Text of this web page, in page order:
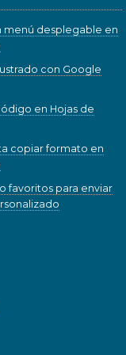
menú desplegable en
con Google
en Hojas de
copiar formato en
favoritos para enviar